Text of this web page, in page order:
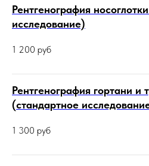
Рентгенография
исследование)
1 200 руб
Рентгенография гортани и
(стандартное
1 300 руб